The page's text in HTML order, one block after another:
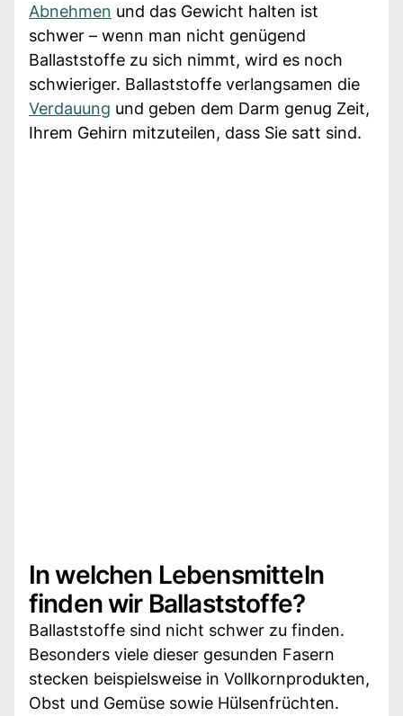
Abnehmen und das Gewicht halten ist
schwer – wenn man nicht genügend
Ballaststoffe zu sich nimmt, wird es noch
schwieriger. Ballaststoffe verlangsamen die
Verdauung und geben dem Darm genug Zeit,
Ihrem Gehirn mitzuteilen, dass Sie satt sind.
In welchen Lebensmitteln
finden wir Ballaststoffe?
Ballaststoffe sind nicht schwer zu finden.
Besonders viele dieser gesunden Fasern
stecken beispielsweise in Vollkornprodukten,
Obst und Gemüse sowie Hülsenfrüchten.